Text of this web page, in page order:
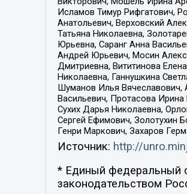
Исламов Тимур Рифгатович,
Анатольевич, Верховский
Татьяна Николаевна,
Юрьевна, Саранг Анна
Андрей Юрьевич, Мосин
Дмитриевна, Вититинова
Николаевна, Ганнушкина
Шуманов Илья Вячеславович,
Васильевич, Протасова
Сухих Дарья Николаевна,
Сергей Ефимович, Золотухин
Генри Маркович, Захаров
Источник: http://
* Единый федеральный
законодательством